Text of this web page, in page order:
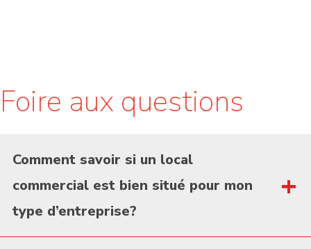
Foire aux questions
Comment savoir si un local
commercial est bien situé pour mon
type d’entreprise?